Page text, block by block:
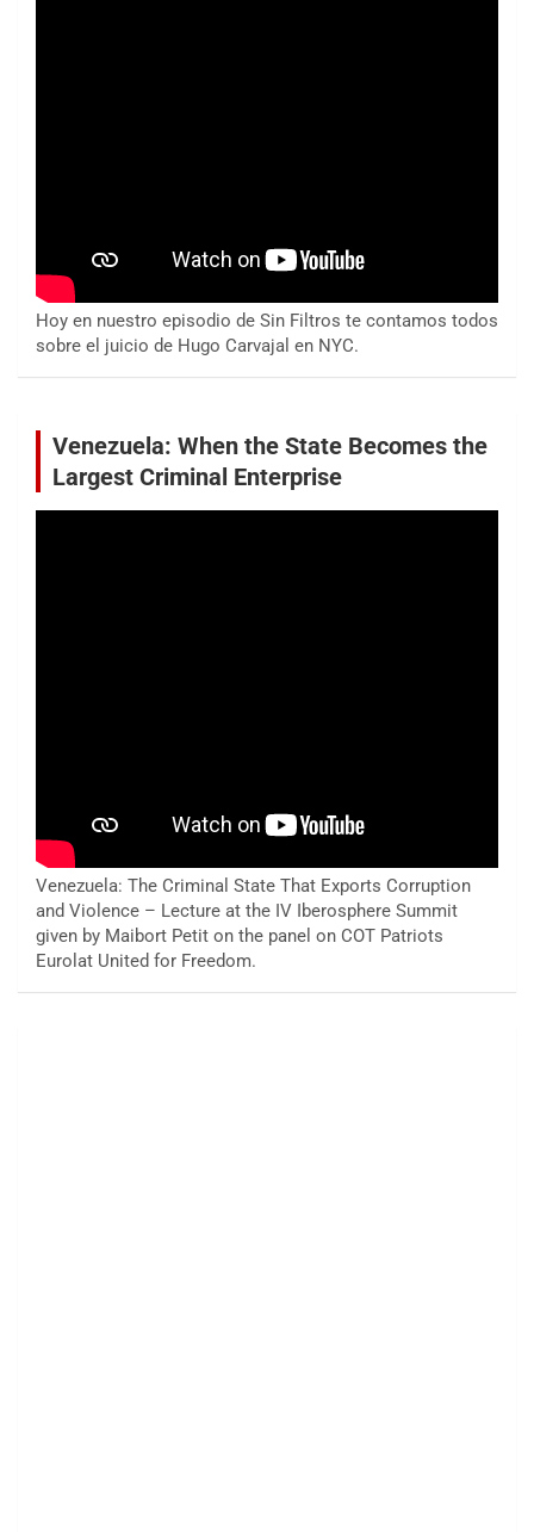
Hoy en nuestro episodio de Sin Filtros te contamos todos
sobre el juicio de Hugo Carvajal en NYC.
Venezuela: When the State Becomes the
Largest Criminal Enterprise
Venezuela: The Criminal State That Exports Corruption
and Violence – Lecture at the IV Iberosphere Summit
given by Maibort Petit on the panel on COT Patriots
Eurolat United for Freedom.